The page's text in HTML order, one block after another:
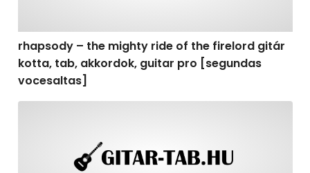
rhapsody – the mighty ride of the firelord gitár
kotta, tab, akkordok, guitar pro [segundas
vocesaltas]